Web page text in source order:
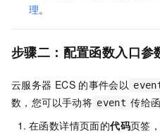
理。
步骤二：配置函数入口参
云服务器 ECS 的事件会以
数，您可以手动将 event 传给
在函数详情页面的代码页签